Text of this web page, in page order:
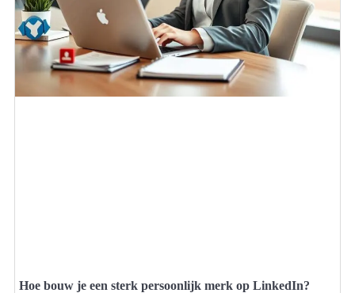
Hoe bouw je een sterk persoonlijk merk op LinkedIn?